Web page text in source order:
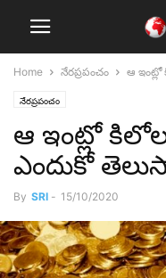
Home నేర‌ప్ర‌పంచం ఆ ఇంట్లో
నేర‌ప్ర‌పంచం
ఆ ఇంట్లో
ఎందుకో
By SRI - 15/10/2020